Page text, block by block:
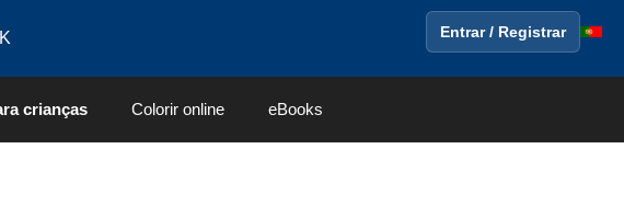
Entrar / Registrar
crianças Colorir online eBooks